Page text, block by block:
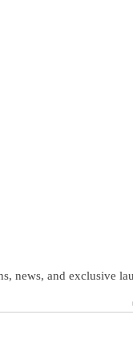
news, and exclusive